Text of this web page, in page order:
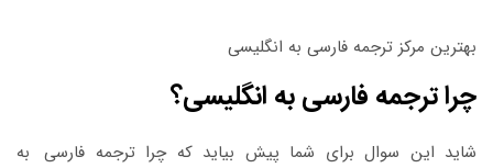
بهترین مرکز ترجمه فارسی به انگلیسی
چرا ترجمه فارسی به انگلیسی؟
شاید این سوال برای شما پیش بیاید که چرا ترجمه فارسی. به